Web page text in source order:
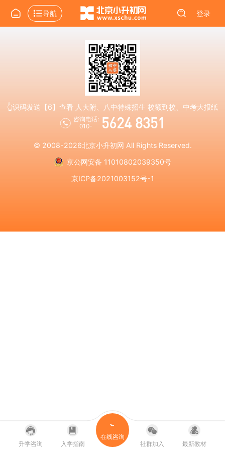
导航 登录
👆识码发送【6】查看 人大附、八中特殊招生 校额到校、中考大报纸
咨询电话:
010-
5624 8351
© 2008-2026北京小升初网 All Rights Reserved.
京公网安备 11010802039350号
京ICP备2021003152号-1
升学咨询 入学指南
在线咨询
社群加入
最新教材